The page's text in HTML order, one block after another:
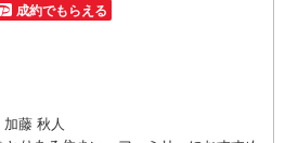
成約でもらえる
加藤 秋人